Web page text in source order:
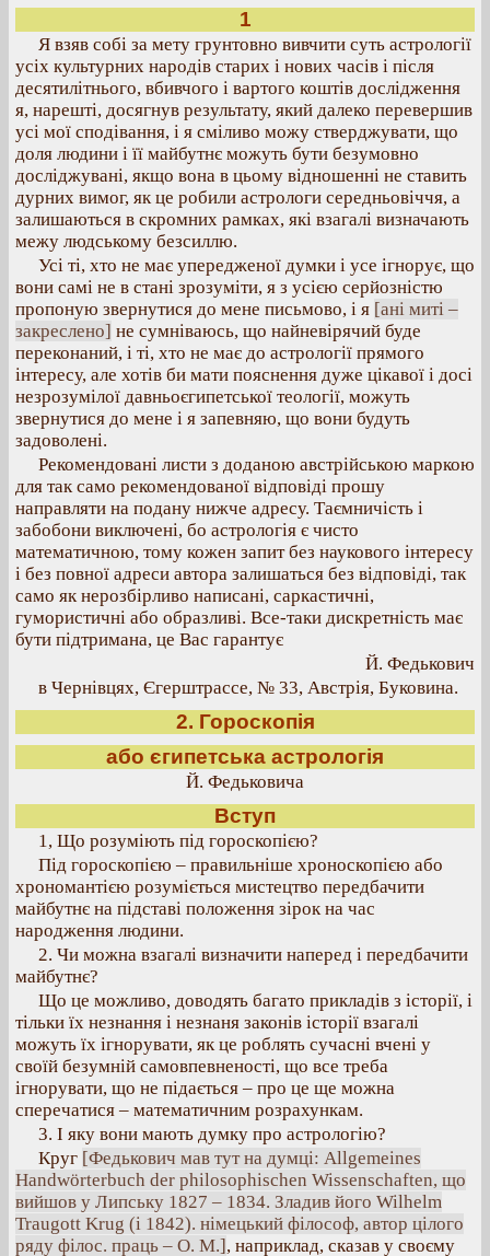
1
Я взяв собі за мету грунтовно вивчити суть астрології
усіх культурних народів старих і нових часів і після
десятилітнього, вбивчого і вартого коштів дослідження
я, нарешті, досягнув результату, який далеко перевершив
усі мої сподівання, і я сміливо можу стверджувати, що
доля людини і її майбутнє можуть бути безумовно
досліджувані, якщо вона в цьому відношенні не ставить
дурних вимог, як це робили астрологи середньовіччя, а
залишаються в скромних рамках, які взагалі визначають
межу людському безсиллю.
Усі ті, хто не має упередженої думки і усе ігнорує, що
вони самі не в стані зрозуміти, я з усією серйозністю
пропоную звернутися до мене письмово, і я [ані миті –
закреслено] не сумніваюсь, що найневірячий буде
переконаний, і ті, хто не має до астрології прямого
інтересу, але хотів би мати пояснення дуже цікавої і досі
незрозумілої давньоєгипетської теології, можуть
звернутися до мене і я запевняю, що вони будуть
задоволені.
Рекомендовані листи з доданою австрійською маркою
для так само рекомендованої відповіді прошу
направляти на подану нижче адресу. Таємничість і
забобони виключені, бо астрологія є чисто
математичною, тому кожен запит без наукового інтересу
і без повної адреси автора залишаться без відповіді, так
само як нерозбірливо написані, саркастичні,
гумористичні або образливі. Все-таки дискретність має
бути підтримана, це Вас гарантує
Й. Федькович
в Чернівцях, Єгерштрассе, № 33, Австрія, Буковина.
2. Гороскопія
або єгипетська астрологія
Й. Федьковича
Вступ
1, Що розуміють під гороскопією?
Під гороскопією – правильніше хроноскопією або
хрономантією розуміється мистецтво передбачити
майбутнє на підставі положення зірок на час
народження людини.
2. Чи можна взагалі визначити наперед і передбачити
майбутнє?
Що це можливо, доводять багато прикладів з історії, і
тільки їх незнання і незнаня законів історії взагалі
можуть їх ігнорувати, як це роблять сучасні вчені у
своїй безумній самовпевненості, що все треба
ігнорувати, що не підається – про це ще можна
сперечатися – математичним розрахункам.
3. І яку вони мають думку про астрологію?
Круг [Федькович мав тут на думці: Allgemeines
Handwörterbuch der philosophischen Wissenschaften, що
вийшов у Липську 1827 – 1834. Зладив його Wilhelm
Traugott Krug (і 1842). німецький філософ, автор цілого
ряду філос. праць – О. М.], наприклад, сказав у своєму